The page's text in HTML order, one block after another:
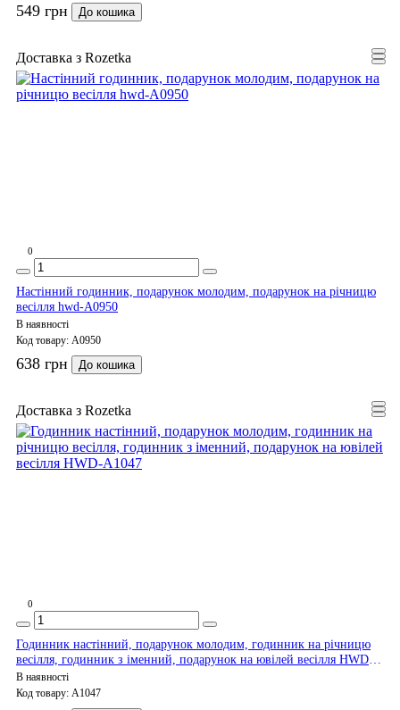
549 грн До кошика
Доставка з Rozetka
0
Настінний годинник, подарунок молодим, подарунок на річницю
весілля hwd-A0950
В наявності
Код товару: A0950
638 грн До кошика
Доставка з Rozetka
0
Годинник настінний, подарунок молодим, годинник на річницю
весілля, годинник з іменний, подарунок на ювілей весілля HWD-
A1047
В наявності
Код товару: A1047